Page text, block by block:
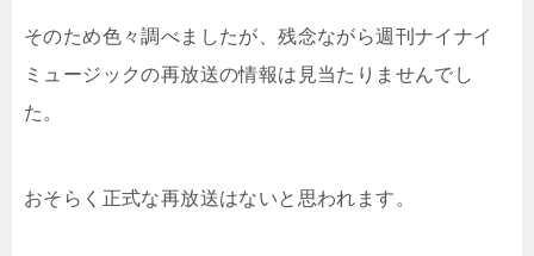
そのため色々調べましたが、残念ながら週刊ナイナイ
ミュージックの再放送の情報は見当たりませんでし
た。
おそらく正式な再放送はないと思われます。